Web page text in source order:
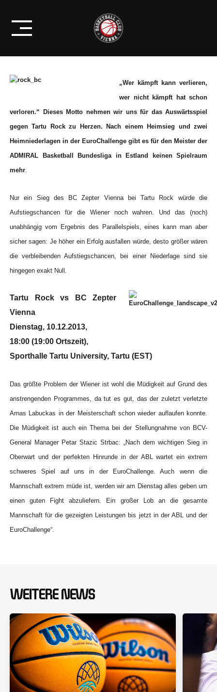
content
VERLIEREN, WER NICHT
KÄMPFT HAT SCHON VERLOREN
„Wer kämpft kann verlieren,
wer nicht kämpft hat schon
verloren.“ Dieses Motto nehmen wir uns für das Auswärtsspiel
gegen Tartu Rock zu Herzen. Nach einem Heimsieg und zwei
Heimniederlagen in der EuroChallenge gibt es für den Meister der
ADMIRAL Basketball Bundesliga in Estland keinen Spielraum
mehr.
Nur ein Sieg des BC Zepter Vienna bei Tartu Rock würde die
Aufstiegschancen für die Wiener noch wahren. Und das (noch)
unabhängig vom Ergebnis des Parallelspiels, eines kann man aber
sicher sagen: Je höher ein Erfolg ausfallen würde, desto größer wären
die verbleibenden Aufstiegschancen, bei einer Niederlage sind sie
hingegen exakt Null.
Tartu Rock vs BC Zepter
Vienna
Dienstag, 10.12.2013,
18:00 (19:00 Ortszeit),
Sporthalle Tartu University, Tartu (EST)
Das größte Problem der Wiener ist wohl die Müdigkeit auf Grund des
anstrengenden Programmes, da tut es gut, das der zuletzt verletzte
Arnas Labuckas in der Meisterschaft schon wieder auflaufen konnte.
Die Müdigkeit ist auch ein Thema bei der Stellungnahme von BCV-
General Manager Petar Stazic Strbac: „Nach dem wichtigen Sieg in
Oberwart und der perfekten Hinrunde in der ABL wartet ein extrem
schweres Spiel auf uns in der EuroChallenge. Auch wenn die
Mannschaft extrem müde ist, werden wir am Dienstag alles geben um
einen guten Fight abzuliefern. Ein großer Lob an die gesamte
Mannschaft für die gezeigten Leistungen bis jetzt in der ABL und der
EuroChallenge“.
WEITERE NEWS